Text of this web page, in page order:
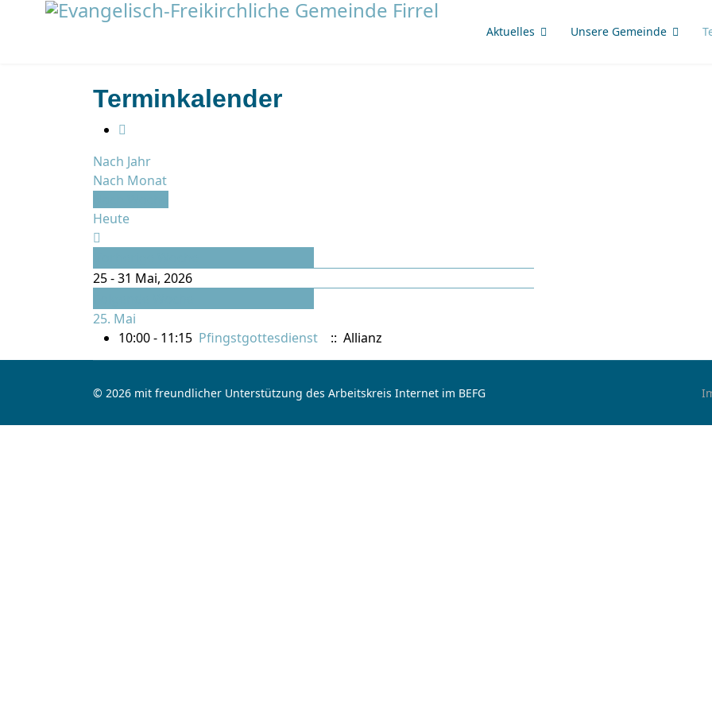
Aktuelles Unsere Gemeinde
Terminkalender
Nach Jahr
Nach Monat
Heute
25 - 31 Mai, 2026
25. Mai
10:00 - 11:15 Pfingstgottesdienst :: Allianz
© 2026 mit freundlicher Unterstützung des Arbeitskreis Internet im BEFG